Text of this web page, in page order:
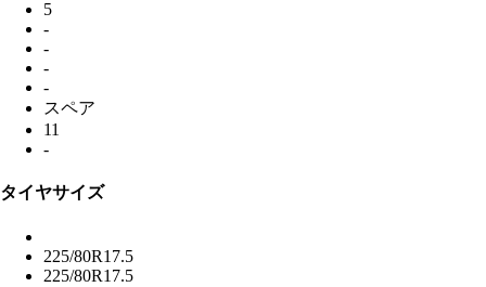
5
-
-
-
-
スペア
11
-
タイヤサイズ
225/80R17.5
225/80R17.5